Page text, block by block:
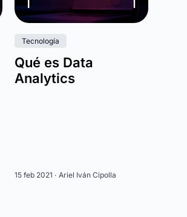
Tecnología
Qué es Data
Analytics
15 feb 2021 · Ariel Iván Cipolla